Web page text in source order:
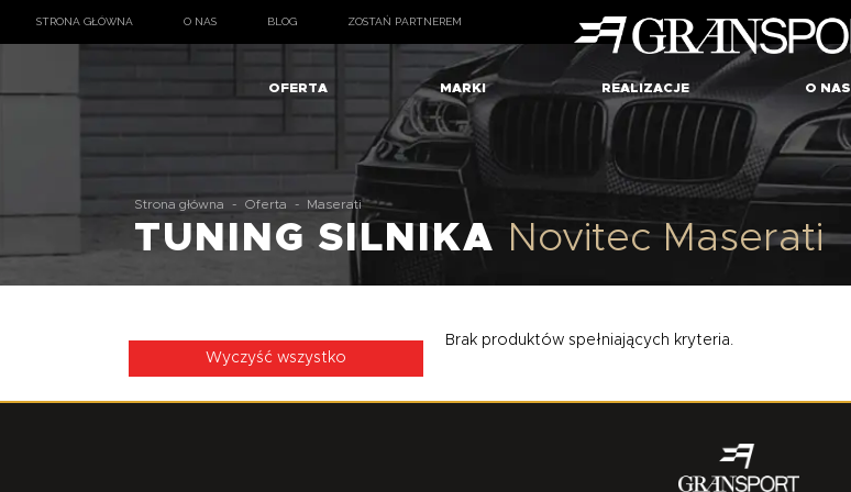
STRONA GŁÓWNA O NAS BLOG ZOSTAŃ PARTNEREM
OFERTA MARKI REALIZACJE O NAS
Strona główna - Oferta - Maserati
TUNING SILNIKA Novitec Maserati
Wyczyść wszystko
Brak produktów spełniających kryteria.